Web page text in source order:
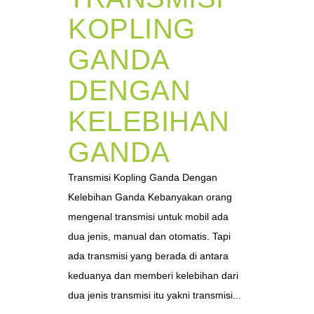
KOPLING
GANDA
DENGAN
KELEBIHAN
GANDA
Transmisi Kopling Ganda Dengan
Kelebihan Ganda Kebanyakan orang
mengenal transmisi untuk mobil ada
dua jenis, manual dan otomatis. Tapi
ada transmisi yang berada di antara
keduanya dan memberi kelebihan dari
dua jenis transmisi itu yakni transmisi...